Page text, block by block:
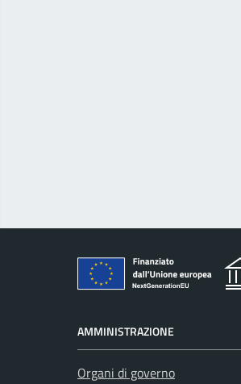
AMMINISTRAZIONE
Organi di governo